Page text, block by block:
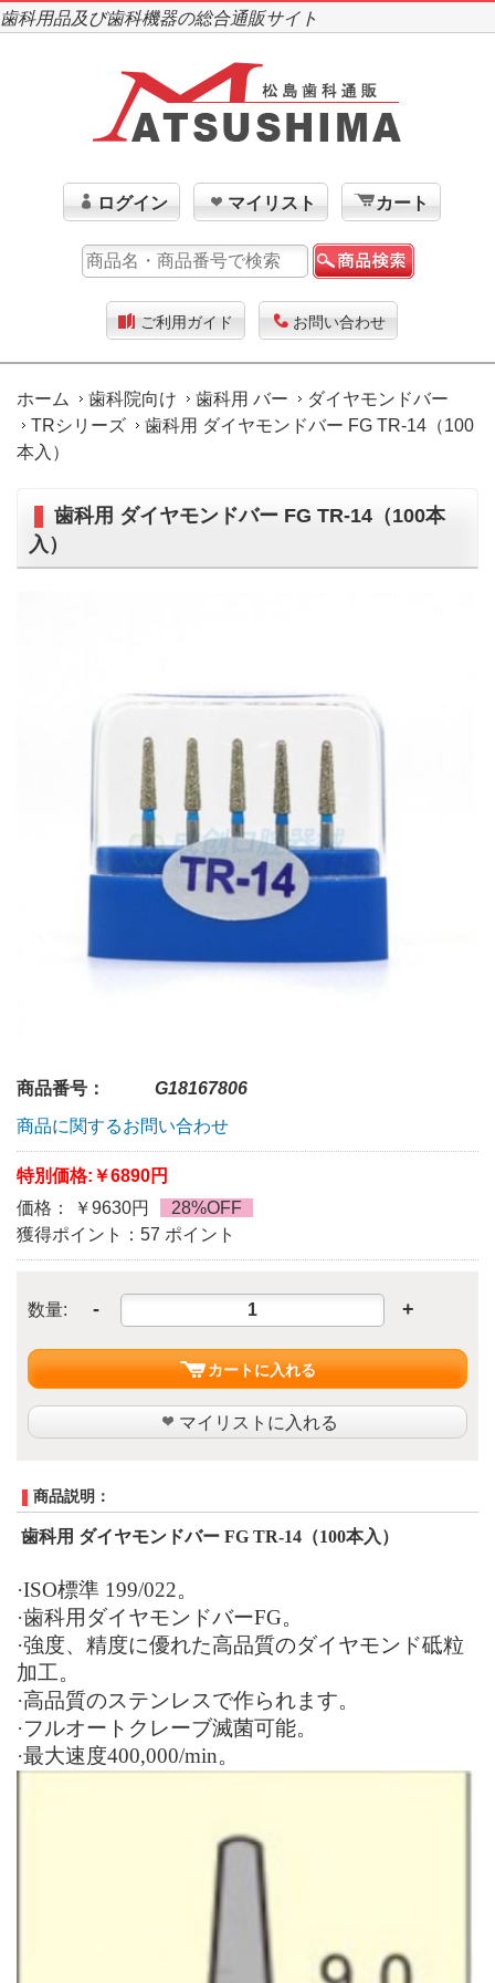
歯科用品及び歯科機器の総合通販サイト
ログイン マイリスト カート
ご利用ガイド お問い合わせ
ホーム 歯科院向け 歯科用 バー
ダイヤモンドバー
TRシリーズ
歯科用 ダイヤモンドバー FG TR-14（100
本入）
歯科用 ダイヤモンドバー FG TR-14（100本
入）
商品番号：
G18167806
商品に関するお問い合わせ
特別価格: ￥6890円
価格： ￥9630円
28%OFF
獲得ポイント：57 ポイント
数量: - +
カートに入れる
マイリストに入れる
商品説明：
歯科用 ダイヤモンドバー FG TR-14 （100本入）
·ISO標準 199/022。
·歯科用ダイヤモンドバーFG。
·強度、精度に優れた高品質のダイヤモンド砥粒
加工。
·高品質のステンレスで作られます。
·フルオートクレーブ滅菌可能。
·最大速度400,000/min。